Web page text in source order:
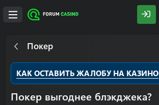
Покер
КАК ОСТАВИТЬ ЖАЛОБУ НА КАЗИНО
Покер выгоднее блэкджека?